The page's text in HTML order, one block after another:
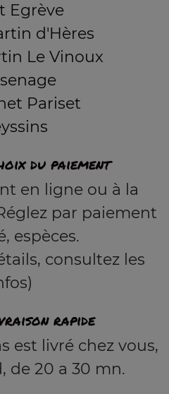
Egrève
d'Hères
Le Vinoux
Pariset
du paiement
en ligne ou à la
par paiement
espèces.
consultez les
rapide
est livré chez vous,
de 20 a 30 mn.